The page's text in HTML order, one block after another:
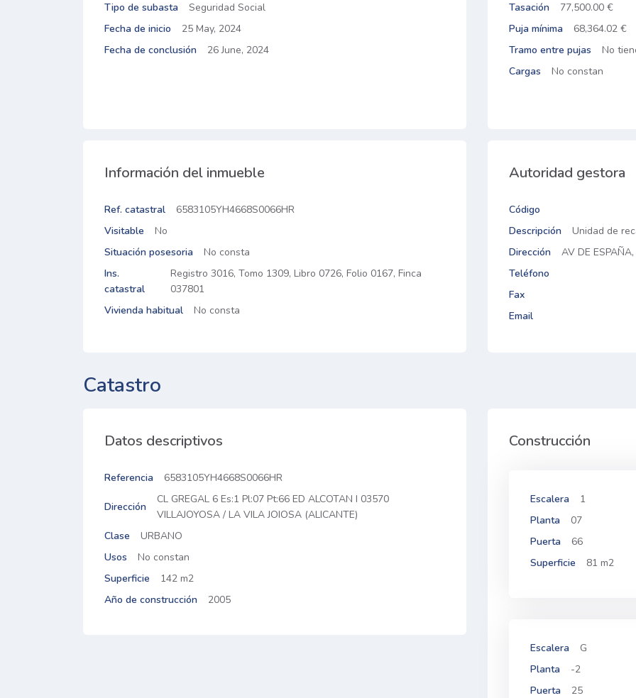
Tipo de subasta
Seguridad Social
Fecha de inicio
25 May, 2024
Fecha de conclusión
26 June, 2024
Tasación
77,500.00 €
Puja mínima
68,364.02 €
Tramo entre pujas
No
Cargas
No constan
Información del inmueble
Ref. catastral
6583105YH4668S0066HR
Visitable
No
Situación posesoria
No consta
Ins.
catastral
Registro 3016, Tomo 1309, Libro 0726, Folio 0167, Finca
037801
Vivienda habitual
No consta
Autoridad gestora
Código
Descripción
Unidad de
Dirección
AV DE
Teléfono
Fax
Email
Catastro
Datos descriptivos
Referencia 6583105YH4668S0066HR
Dirección
CL GREGAL 6 Es:1 Pl:07 Pt:66 ED ALCOTAN I 03570
VILLAJOYOSA / LA VILA JOIOSA (ALICANTE)
Clase
URBANO
Usos
No constan
Superficie
142 m2
Año de construcción
2005
Construcción
Escalera
1
Planta
07
Puerta
66
Superficie
81 m2
Escalera
G
Planta
-2
Puerta
25